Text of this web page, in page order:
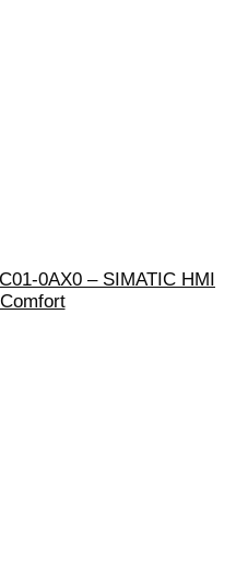
0AX0 – SIMATIC HMI